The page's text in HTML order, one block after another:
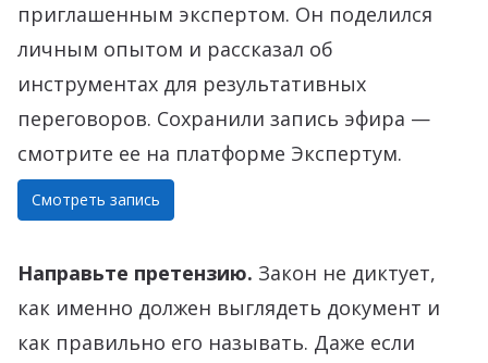
приглашенным экспертом. Он поделился
личным опытом и рассказал об
инструментах для результативных
переговоров. Сохранили запись эфира —
смотрите ее на платформе Экспертум.
Смотреть запись
Направьте претензию. Закон не диктует,
как именно должен выглядеть документ и
как правильно его называть. Даже если